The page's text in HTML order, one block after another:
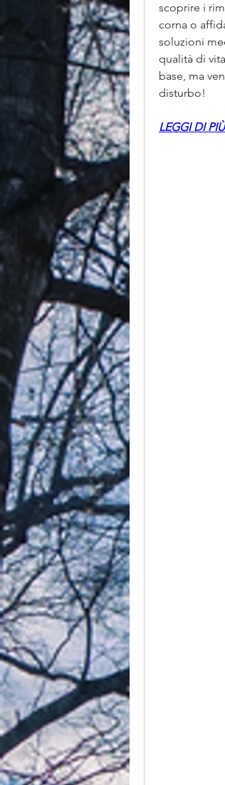
scoprire i
corna o
soluzioni
qualità di
base, ma
disturbo!
LEGGI DI PIÙ